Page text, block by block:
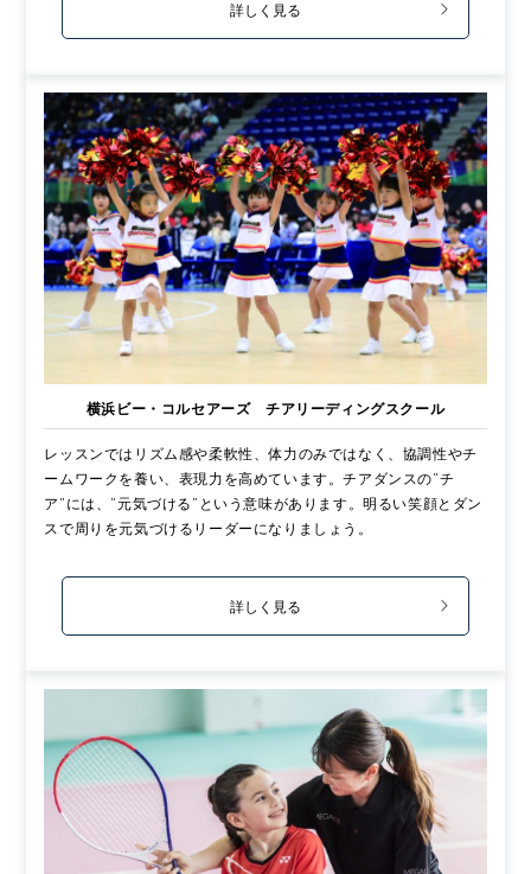
詳しく見る
横浜ビー・コルセアーズ チアリーディングスクール
レッスンではリズム感や柔軟性、体力のみではなく、協調性やチ
ームワークを養い、表現力を高めています。チアダンスの“チ
ア”には、“元気づける”という意味があります。明るい笑顔とダン
スで周りを元気づけるリーダーになりましょう。
詳しく見る